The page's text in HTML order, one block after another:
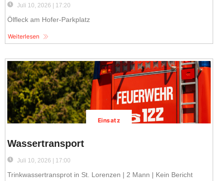
Juli 10, 2026 | 17:20
Ölfleck am Hofer-Parkplatz
Weiterlesen
Einsatz
Wassertransport
Juli 10, 2026 | 17:00
Trinkwassertransprot in St. Lorenzen | 2 Mann | Kein Bericht